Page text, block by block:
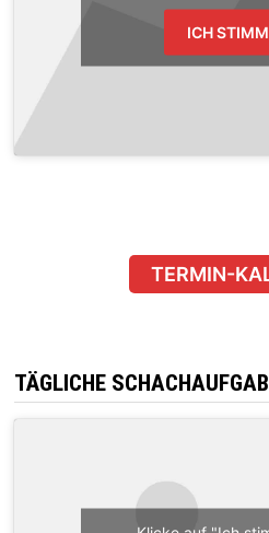
ICH
TERMIN-
TÄGLICHE